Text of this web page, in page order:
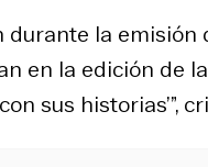
la
en la edición de
sus historias’”,